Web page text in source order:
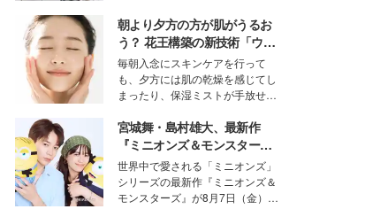
取締役兼クリエイティブディレク
ター・茅野しのぶ。一人ひとりの
個性に寄り添い、魅力を引き出す
衣装作りは、多くの女性たちに勇
気と自信を与え続けている。
朝より夕方の方が肌がうるお
う？ 花王構築の新技術「ウォ
ーターキャプチャリングスキ
ン（捕水肌）」がスキンケア
の常識を変える予感
毎朝入念にスキンケアを行って
も、夕方には肌の乾燥を感じてし
まったり、保湿ミストが手放せな
な美容の常識を大きく変える可能
性を秘めた、革新的な「Water
Capturing Skin（ウォーターキャ
プチャリングスキン：捕水肌）」
技術を、花王が構築した。
宮城舞・島村雄大、最新作
『ミニオンズ＆モンスター
ズ』の魅力熱弁 ハチャメチャ
だけじゃない“友情と絆”に感
動
世界中で愛される「ミニオンズ」
シリーズの最新作『ミニオンズ＆
モンスターズ』が8月7日（金）に